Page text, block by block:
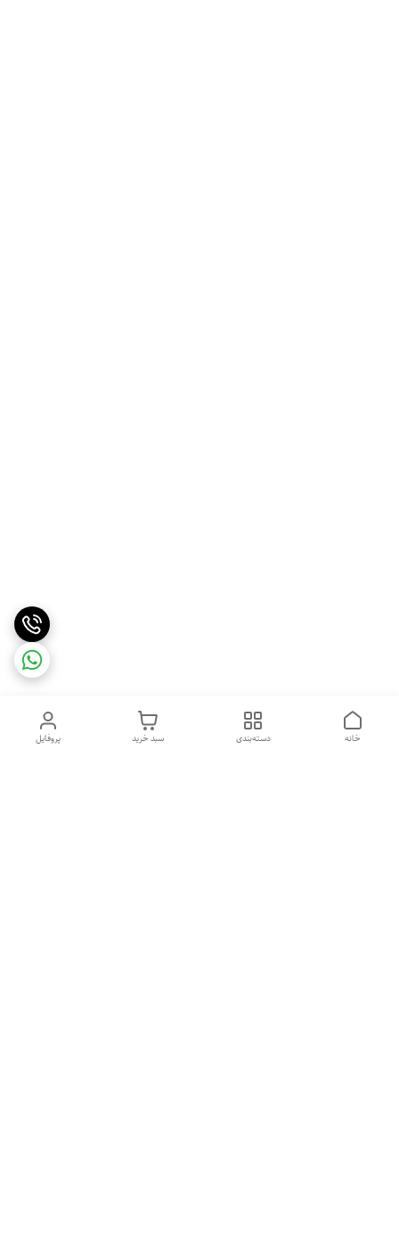
پروفایل سبد خرید دسته‌بندی خانه